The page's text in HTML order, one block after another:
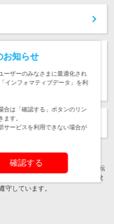
存しよう！
（無料）
求人情報サイトです。 マイナビ転
（委託事業）により設置された求
守しています。
お知らせ
ーザーのみなさまに最適化され
インフォマティブデータ」を利
合は「確認する」ボタンのリン
す。
サービスを利用できない場合が
確認する